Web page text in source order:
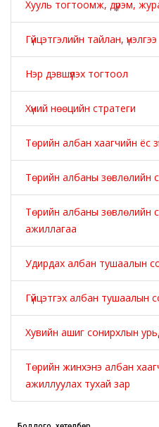
Хууль тогтоомж, дүрэм,
Гүйцэтгэлийн тайлан, үнэлгээ
Нэр дэвшүүлэх тогтоол
Хүний нөөцийн стратеги
Төрийн албан хаагчийн ёс
Төрийн албаны зөвлөлийн
Төрийн албаны зөвлөлийн
ажиллагаа
Удирдах албан тушаалын
Гүйцэтгэх албан тушаалын
Хувийн ашиг сонирхлын
Төрийн жинхэнэ албан
ажиллуулах тухай зар